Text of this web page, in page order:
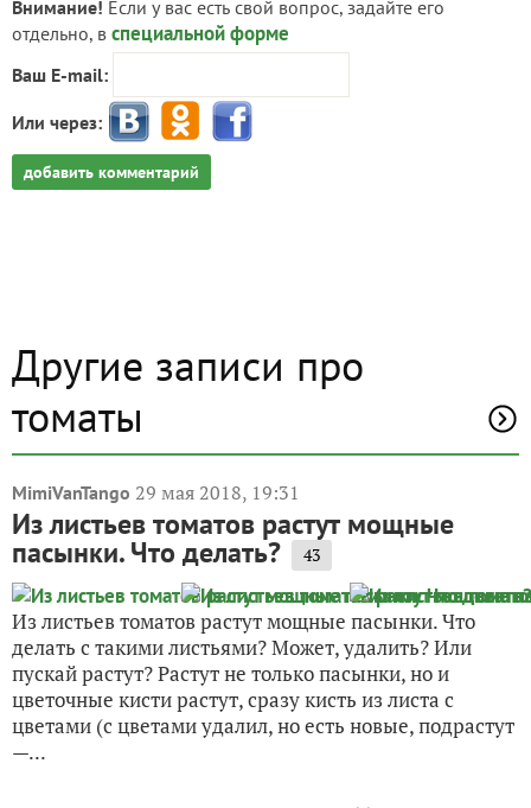
Внимание! Если у вас есть свой вопрос, задайте его
отдельно, в специальной форме
Ваш E-mail:
Или через:
добавить комментарий
Другие записи про
томаты
MimiVanTango 29 мая 2018, 19:31
Из листьев томатов растут мощные
пасынки. Что делать? 43
Из листьев томатов растут мощные пасынки. Что
делать с такими листьями? Может, удалить? Или
пускай растут? Растут не только пасынки, но и
цветочные кисти растут, сразу кисть из листа с
цветами (с цветами удалил, но есть новые, подрастут
—...